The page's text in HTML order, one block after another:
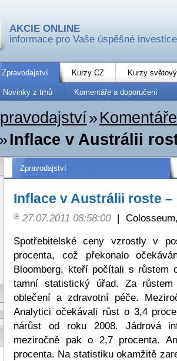
AKCIE ONLINE
informace pro Vaše úspěšné investice
Zpravodajství Kurzy CZ Kurzy
Novinky z trhů Komentáře a doporučení
»
»Inflace v Austrálii
Zpravodajství
Inflace v Austrálii roste –
27.07.2011 08:58:00 |
Spotřebitelské ceny vzrostly v
procenta, což překonalo
Bloomberg, kteří počítali s růstem
tamní statistický úřad. Za
oblečení a zdravotní péče.
Analytici očekávali růst o 3,4
nárůst od roku 2008. Jádrová
meziročně pak o 2,7 procenta.
procenta. Na statistiku okamžitě